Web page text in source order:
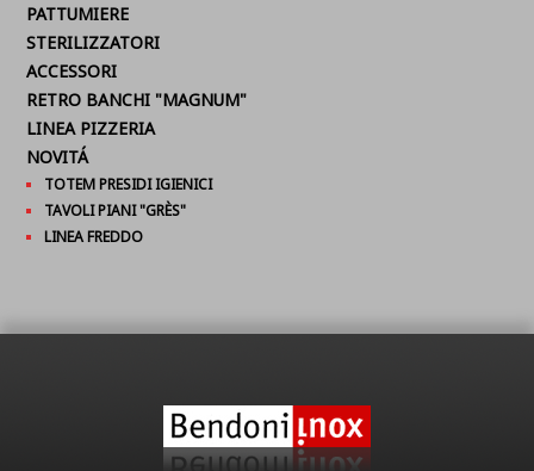
PATTUMIERE
STERILIZZATORI
ACCESSORI
RETRO BANCHI "MAGNUM"
LINEA PIZZERIA
NOVITÁ
TOTEM PRESIDI IGIENICI
TAVOLI PIANI "GRÈS"
LINEA FREDDO